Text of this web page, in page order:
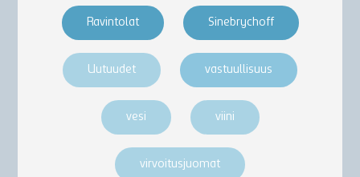
Ravintolat Sinebrychoff
Uutuudet vastuullisuus
vesi viini
virvoitusjuomat